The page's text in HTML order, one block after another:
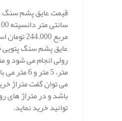
مربع
متر، 5 متر و
می توان گفت متراژ
باشد و در متراژ های
توانید خرید نماید.